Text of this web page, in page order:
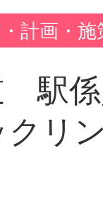
計画・施
駅
リ